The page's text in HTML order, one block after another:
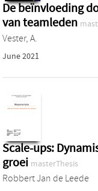
De beïnvloeding
van teamleden
Vester, A.
June 2021
Scale-ups:
groei masterThesis
Robbert Jan de Leede